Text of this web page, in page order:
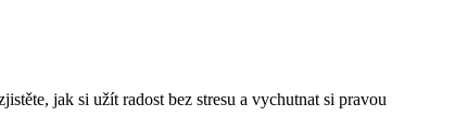
jak si užít radost bez stresu a vychutnat si pravou